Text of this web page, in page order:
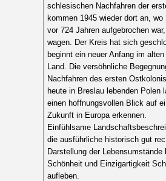
schlesischen Nachfahren der
kommen 1945 wieder dort an, wo
vor 724 Jahren aufgebrochen
wagen. Der Kreis hat sich
beginnt ein neuer Anfang im
Land. Die versöhnliche
Nachfahren des ersten
heute in Breslau lebenden Polen
einen hoffnungsvollen Blick auf
Zukunft in Europa erkennen.
Einfühlsame
die ausführliche historisch gut
Darstellung der Lebensumstände
Schönheit und Einzigartigkeit
aufleben.